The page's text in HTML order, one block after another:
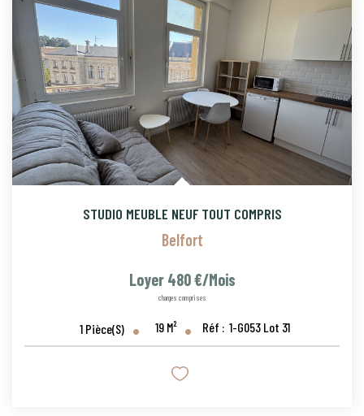
STUDIO MEUBLE NEUF TOUT COMPRIS
Belfort
Loyer 480 €/mois
charges comprises
1 Pièce(s) 19 M² Réf : 1-G053 Lot 31